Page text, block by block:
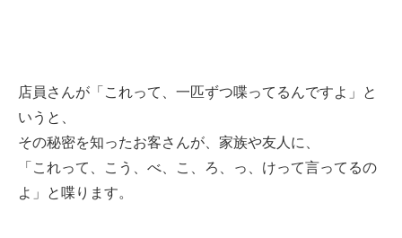
店員さんが「これって、一匹ずつ喋ってるんですよ」と
いうと、
その秘密を知ったお客さんが、家族や友人に、
「これって、こう、べ、こ、ろ、っ、けって言ってるの
よ」と喋ります。